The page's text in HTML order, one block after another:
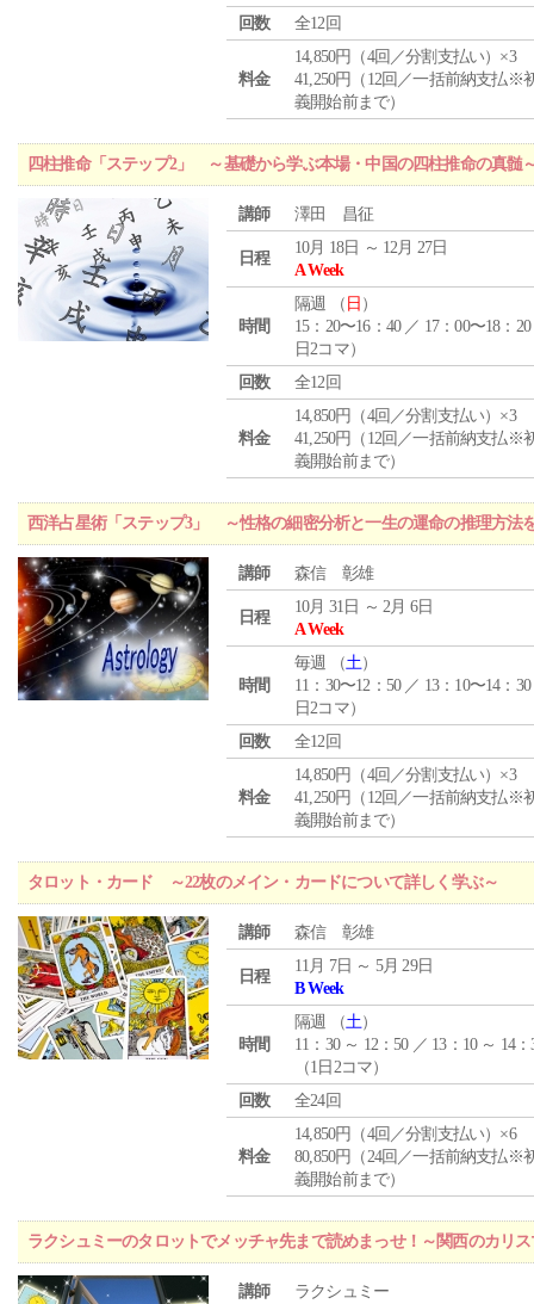
回数
全12回
料金
14,850円（4回／分割支払い）×3
41,250円（12回／一括前納支払※
義開始前まで）
四柱推命「ステップ2」 ～基礎から学ぶ本場・中国の四柱推命の真髄
講師 澤田 昌征
日程
10月 18日 ～ 12月 27日
A Week
時間
隔週 （ 日 ）
15：20〜16：40 ／ 17：00〜18：
日2コマ）
回数
全12回
料金
14,850円（4回／分割支払い）×3
41,250円（12回／一括前納支払※
義開始前まで）
西洋占星術「ステップ3」 ～性格の細密分析と一生の運命の推理方法
講師 森信 彰雄
日程
10月 31日 ～ 2月 6日
A Week
時間
毎週 （土）
11：30〜12：50 ／ 13：10〜14：
日2コマ）
回数
全12回
料金
14,850円（4回／分割支払い）×3
41,250円（12回／一括前納支払※
義開始前まで）
タロット・カード ～22枚のメイン・カードについて詳しく学ぶ～
講師 森信 彰雄
日程
11月 7日 ～ 5月 29日
B Week
時間
隔週 （土）
11：30 ～ 12：50 ／ 13：10 ～ 14：
（1日2コマ）
回数
全24回
料金
14,850円（4回／分割支払い）×6
80,850円（24回／一括前納支払※
義開始前まで）
ラクシュミーのタロットでメッチャ先まで読めまっせ！～関西のカリ
講師
ラクシュミー